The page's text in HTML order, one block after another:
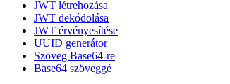
JWT létrehozása
JWT dekódolása
JWT érvényesítése
UUID generátor
Szöveg Base64-re
Base64 szöveggé